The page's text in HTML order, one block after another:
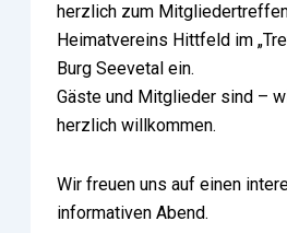
herzlich zum
Heimatvereins Hittfeld im
Burg Seevetal ein.
Gäste und Mitglieder sind –
herzlich willkommen.
Wir freuen uns auf einen
informativen Abend.